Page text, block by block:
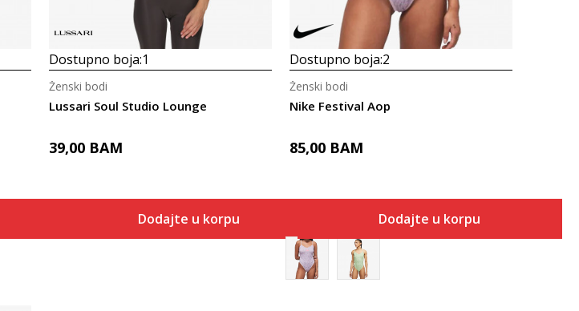
Dostupno boja:1
Lussari Soul Studio Lounge
Ženski bodi
39,00 BAM
Dodajte u korpu
Dostupno boja:2
Nike Festival Aop
Ženski bodi
85,00 BAM
Dodajte u korpu